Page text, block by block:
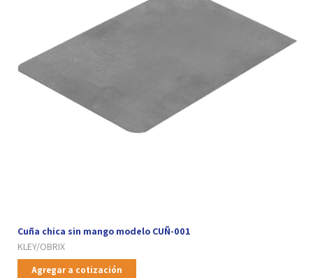
Cuña chica sin mango modelo CUÑ-001
KLEY/OBRIX
Agregar a cotización